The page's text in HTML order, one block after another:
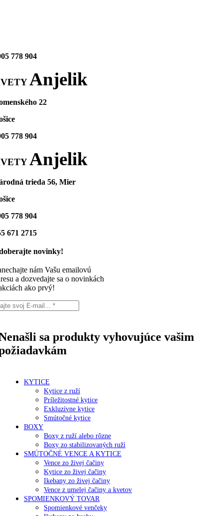
778 904
Anjelik
22
778 904
Anjelik
trieda 56, Mier
778 904
671 2715
sa produkty vyhovujúce vašim
KYTICE
Kytice z ruží
Príležitostné kytice
Exkluzívne kytice
Smútočné kytice
BOXY
Boxy z ruží alebo rôzne
Boxy zo stabilizovaných ruží
SMÚTOČNÉ VENCE A KYTICE
Vence zo živej čačiny
Kytice zo živej čačiny
Ikebany zo živej čačiny
Vence z umelej čačiny a kvetov
SPOMIENKOVÝ TOVAR
Spomienkové venčeky
novinky!
nám Vašu emailovú
a dozvedajte sa o novinkách
ako prvý!